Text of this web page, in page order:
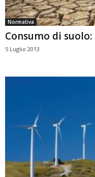
Normativa
Consumo di
5 Luglio 2013